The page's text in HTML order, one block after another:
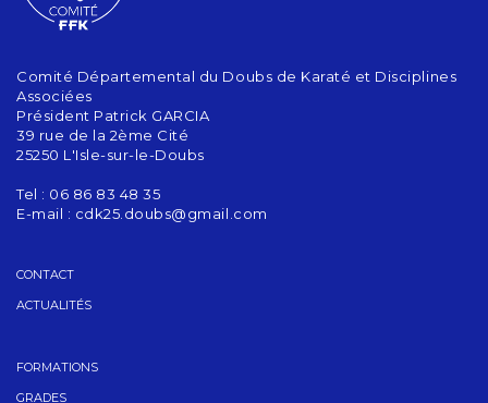
Comité Départemental du Doubs de Karaté et Disciplines
Associées
Président Patrick GARCIA
39 rue de la 2ème Cité
25250 L'Isle-sur-le-Doubs
Tel : 06 86 83 48 35
E-mail : cdk25.doubs@gmail.com
CONTACT
ACTUALITÉS
FORMATIONS
GRADES